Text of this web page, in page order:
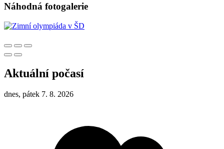
Náhodná fotogalerie
Aktuální počasí
dnes, pátek 7. 8. 2026